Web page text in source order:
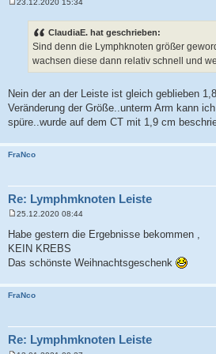
ClaudiaE. hat geschrieben:
Sind denn die Lymphknoten größer
wachsen diese dann relativ schnell und
Nein der an der Leiste ist gleich geblieben
Veränderung der Größe..unterm Arm kann
spüre..wurde auf dem CT mit 1,9 cm
FraNco
Re: Lymphmknoten Leiste
e
i
t
r
a
25.12.2020 08:44
Habe gestern die Ergebnisse bekommen ,
KEIN KREBS
Das schönste Weihnachtsgeschenk
FraNco
Re: Lymphmknoten Leiste